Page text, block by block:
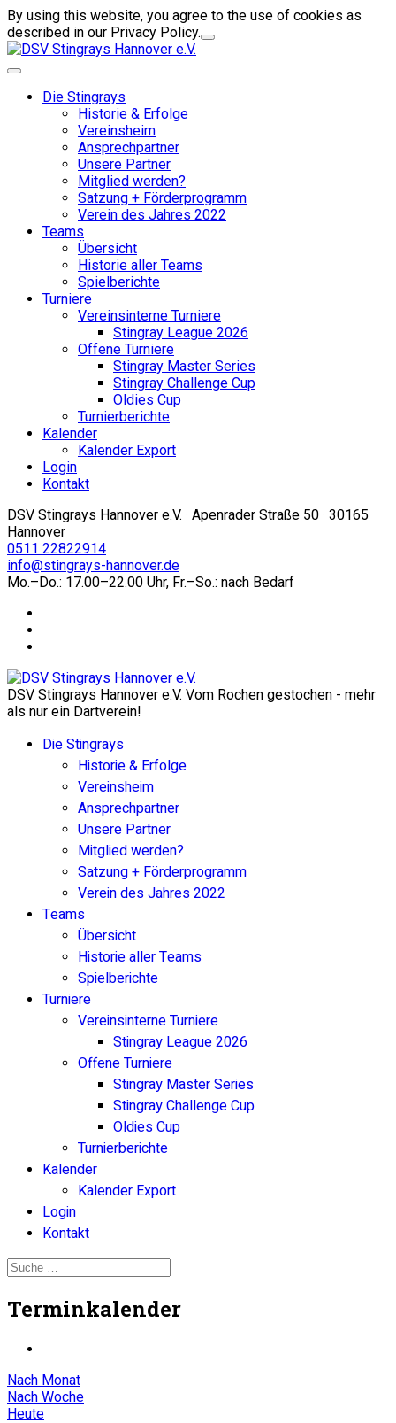
By using this website, you agree to the use of cookies as
described in our Privacy Policy.
Die Stingrays
Historie & Erfolge
Vereinsheim
Ansprechpartner
Unsere Partner
Mitglied werden?
Satzung + Förderprogramm
Verein des Jahres 2022
Teams
Übersicht
Historie aller Teams
Spielberichte
Turniere
Vereinsinterne Turniere
Stingray League 2026
Offene Turniere
Stingray Master Series
Stingray Challenge Cup
Oldies Cup
Turnierberichte
Kalender
Kalender Export
Login
Kontakt
DSV Stingrays Hannover e.V. · Apenrader Straße 50 · 30165
Hannover
0511 22822914
info@stingrays-hannover.de
Mo.–Do.: 17.00–22.00 Uhr, Fr.–So.: nach Bedarf
DSV Stingrays Hannover e.V. Vom Rochen gestochen - mehr
als nur ein Dartverein!
Die Stingrays
Historie & Erfolge
Vereinsheim
Ansprechpartner
Unsere Partner
Mitglied werden?
Satzung + Förderprogramm
Verein des Jahres 2022
Teams
Übersicht
Historie aller Teams
Spielberichte
Turniere
Vereinsinterne Turniere
Stingray League 2026
Offene Turniere
Stingray Master Series
Stingray Challenge Cup
Oldies Cup
Turnierberichte
Kalender
Kalender Export
Login
Kontakt
Terminkalender
Nach Monat
Nach Woche
Heute